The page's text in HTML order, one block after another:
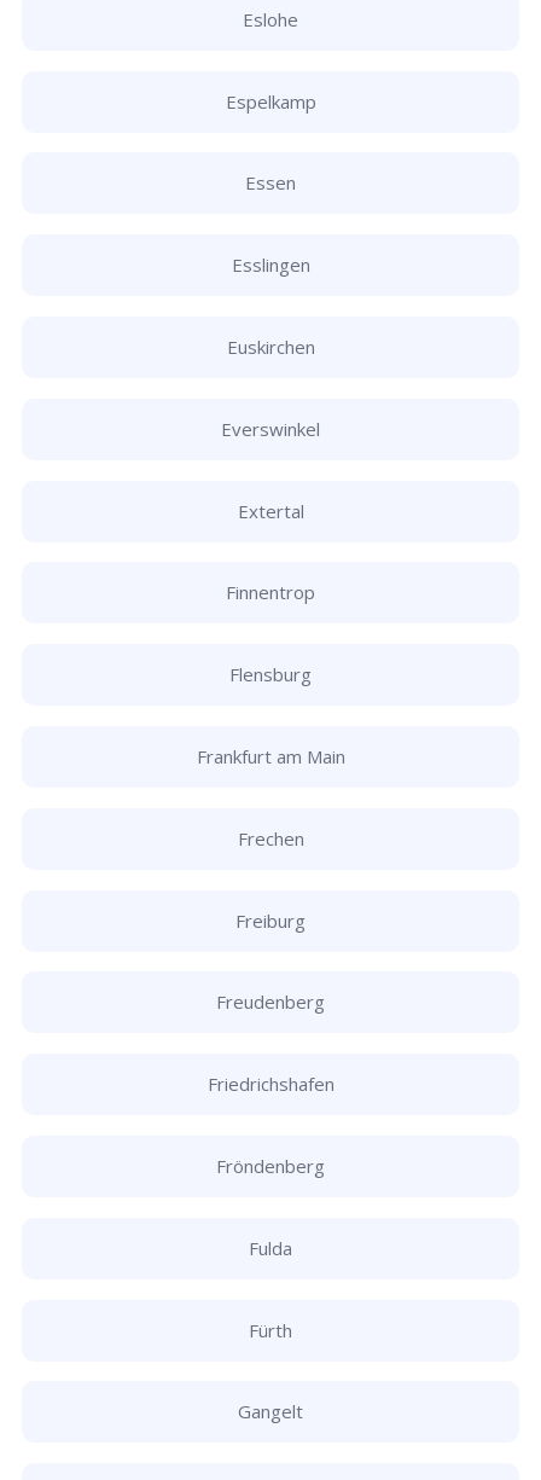
Eslohe
Espelkamp
Essen
Esslingen
Euskirchen
Everswinkel
Extertal
Finnentrop
Flensburg
Frankfurt am Main
Frechen
Freiburg
Freudenberg
Friedrichshafen
Fröndenberg
Fulda
Fürth
Gangelt